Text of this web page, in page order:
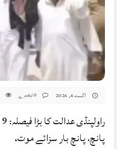
اگست 4, 2026
پانچ، پانچ بار سزائے موت.